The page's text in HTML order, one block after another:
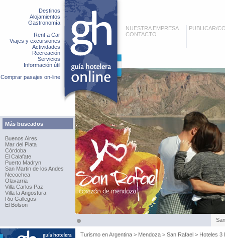
Destinos
Alojamientos
Gastronomía
Rent a Car
Viajes y excursiones
Actividades
Recreación
Servicios
Información útil
Comprar pasajes on-line
Más buscados
Buenos Aires
Mar del Plata
Córdoba
El Calafate
Puerto Madryn
San Martin de los Andes
Necochea
Olavarria
Villa Carlos Paz
Villa la Angostura
Rio Gallegos
El Bolson
NUESTRA EMPRESA
CONTACTO
PUBLICAR/
Turismo enArgentina > Mendoza > San Rafael > Hoteles 3